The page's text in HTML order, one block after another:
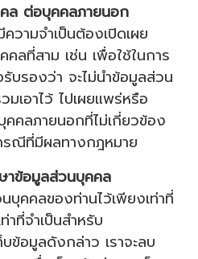
ล ต่อบุคคลภายนอก
วามจำเป็นต้องเปิดเผย
ลที่สาม เช่น เพื่อใช้ในการ
บรองว่า จะไม่นำข้อมูลส่วน
มเอาไว้ ไปเผยแพร่หรือ
คคลภายนอกที่ไม่เกี่ยวข้อง
รณีที่มีผลทางกฎหมาย
ษาข้อมูลส่วนบุคคล
บุคคลของท่านไว้เพียงเท่าที่
าที่จำเป็นสำหรับ
ข้อมูลดังกล่าว เราจะลบ